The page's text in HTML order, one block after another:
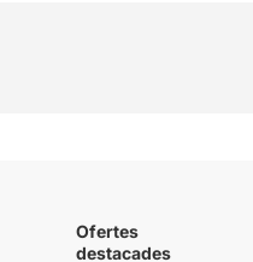
Ofertes
destacades